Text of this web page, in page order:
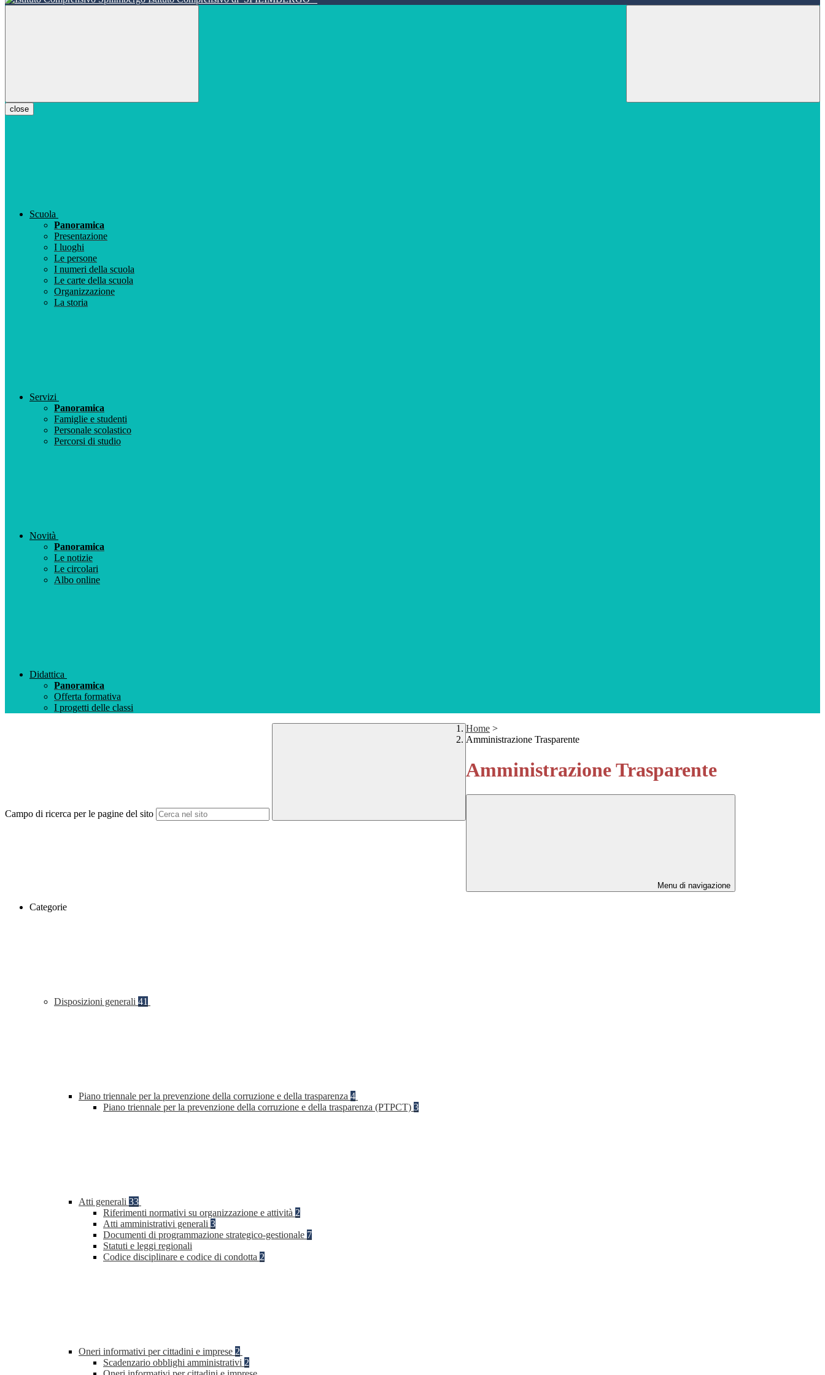
close
Scuola
Panoramica
Presentazione
I luoghi
Le persone
I numeri della scuola
Le carte della scuola
Organizzazione
La storia
Servizi
Panoramica
Famiglie e studenti
Personale scolastico
Percorsi di studio
Novità
Panoramica
Le notizie
Le circolari
Albo online
Didattica
Panoramica
Offerta formativa
I progetti delle classi
Campo di ricerca per le pagine del sito
Home >
Amministrazione Trasparente
Amministrazione Trasparente
Menu di navigazione
Categorie
Disposizioni generali 41
Piano triennale per la prevenzione della corruzione e della trasparenza 4
Piano triennale per la prevenzione della corruzione e della trasparenza (PTPCT) 3
Atti generali 33
Riferimenti normativi su organizzazione e attività 2
Atti amministrativi generali 3
Documenti di programmazione strategico-gestionale 7
Statuti e leggi regionali
Codice disciplinare e codice di condotta 2
Oneri informativi per cittadini e imprese 2
Scadenzario obblighi amministrativi 2